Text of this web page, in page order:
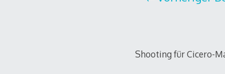
Shooting für Cicero-